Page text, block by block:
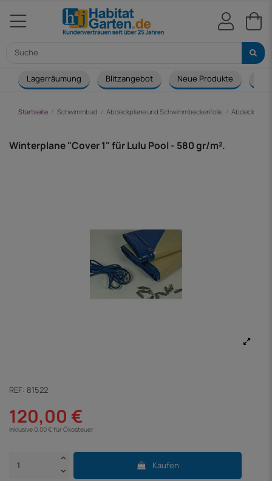
Lagerräumung Blitzangebot Neue Produkte
Startseite Schwimmbad Abdeckplane und Schwimmbeckenfolie
Winterplane "Cover 1" für Lulu Pool - 580 gr/m².
REF: 81522
120,00 €
Inklusive 0,00 € für Ökosteuer
Kaufen